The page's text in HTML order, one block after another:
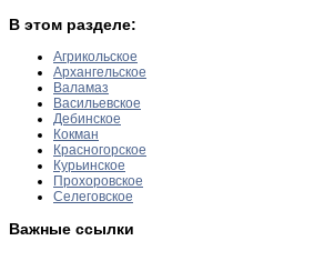
В этом разделе:
Агрикольское
Архангельское
Валамаз
Васильевское
Дебинское
Кокман
Красногорское
Курьинское
Прохоровское
Селеговское
Важные ссылки